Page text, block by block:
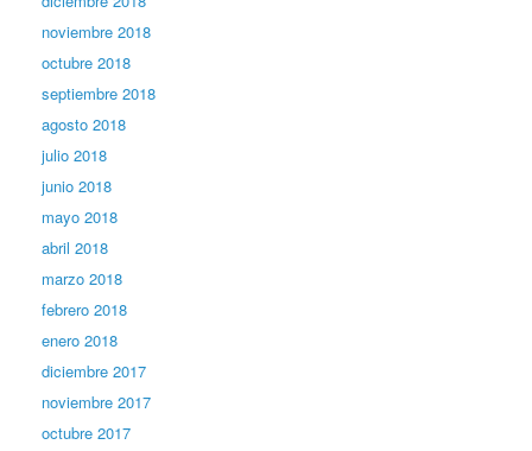
noviembre 2018
octubre 2018
septiembre 2018
agosto 2018
julio 2018
junio 2018
mayo 2018
abril 2018
marzo 2018
febrero 2018
enero 2018
diciembre 2017
noviembre 2017
octubre 2017